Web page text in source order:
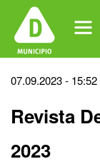
navigation
Back
top
07.09.2023 - 15:52
Revista
2023